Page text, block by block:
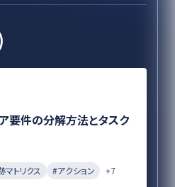
要件の分解方法とタスク
トリクス #アクション +7